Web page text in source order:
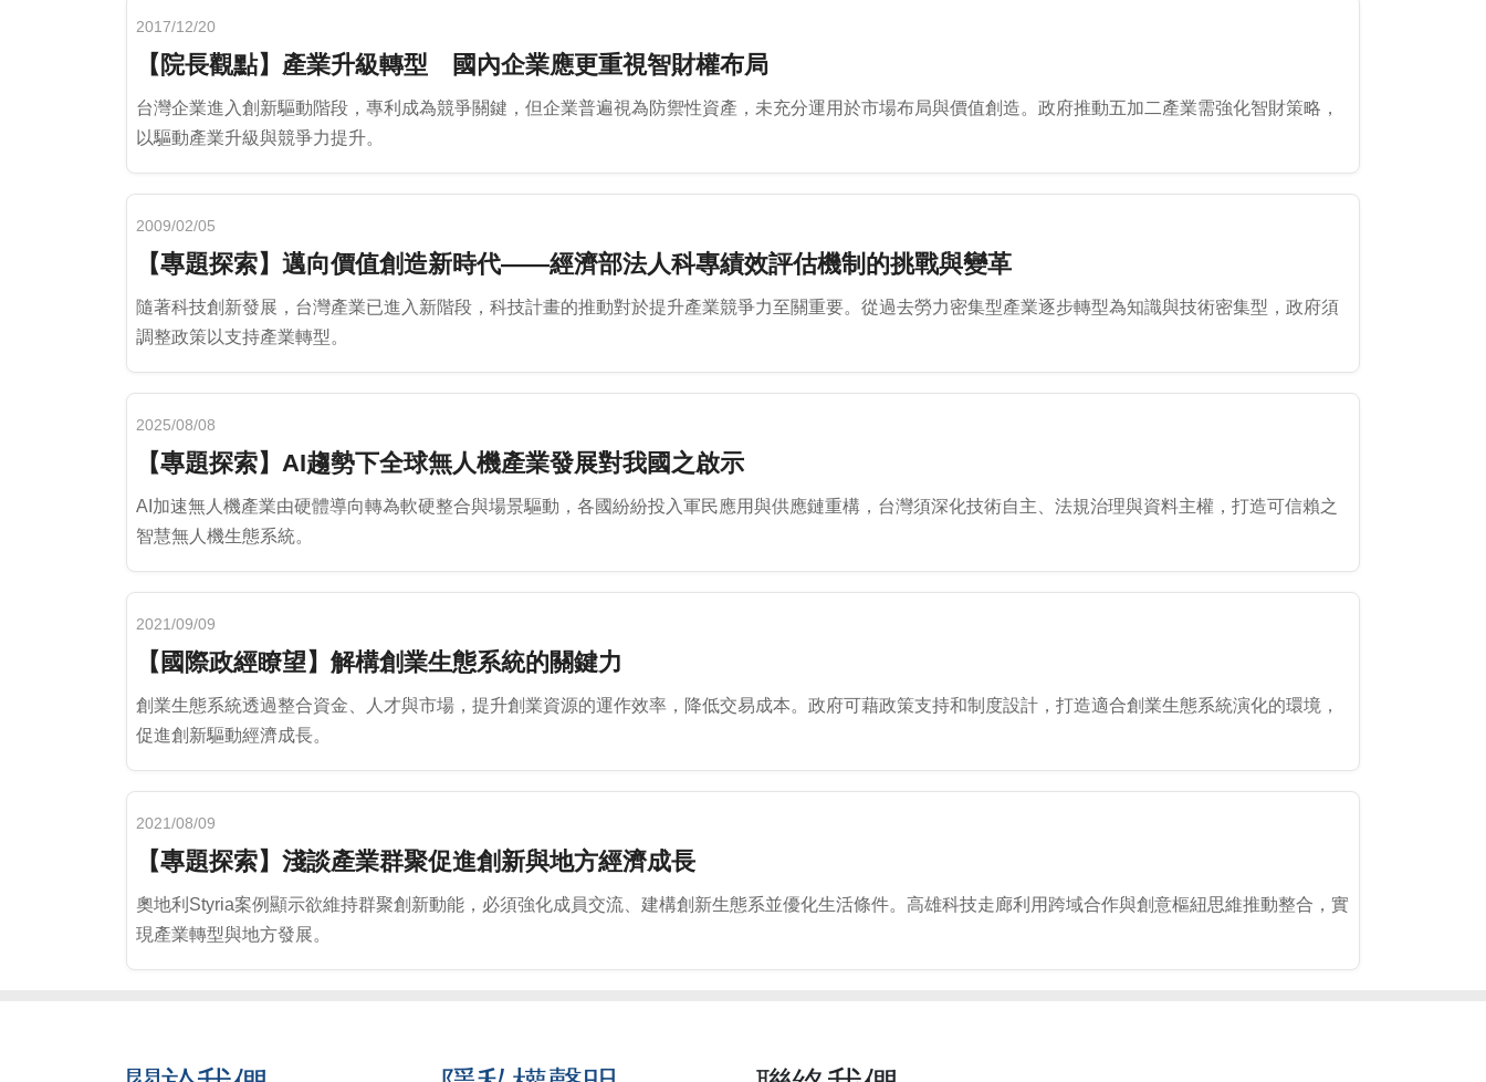
2017/12/20
【院長觀點】產業升級轉型 國內企業應更重視智財權布局
台灣企業進入創新驅動階段，專利成為競爭關鍵，但企業普遍視為防禦性資產，未充分運用於市場布局與價值創造。政府推動五加二產業需強化智財策略，
以驅動產業升級與競爭力提升。
2009/02/05
【專題探索】邁向價值創造新時代——經濟部法人科專績效評估機制的挑戰與變革
隨著科技創新發展，台灣產業已進入新階段，科技計畫的推動對於提升產業競爭力至關重要。從過去勞力密集型產業逐步轉型為知識與技術密集型，政府須
調整政策以支持產業轉型。
2025/08/08
【專題探索】AI趨勢下全球無人機產業發展對我國之啟示
AI加速無人機產業由硬體導向轉為軟硬整合與場景驅動，各國紛紛投入軍民應用與供應鏈重構，台灣須深化技術自主、法規治理與資料主權，打造可信賴之
智慧無人機生態系統。
2021/09/09
【國際政經瞭望】解構創業生態系統的關鍵力
創業生態系統透過整合資金、人才與市場，提升創業資源的運作效率，降低交易成本。政府可藉政策支持和制度設計，打造適合創業生態系統演化的環境，
促進創新驅動經濟成長。
2021/08/09
【專題探索】淺談產業群聚促進創新與地方經濟成長
奧地利Styria案例顯示欲維持群聚創新動能，必須強化成員交流、建構創新生態系並優化生活條件。高雄科技走廊利用跨域合作與創意樞紐思維推動整合，實
現產業轉型與地方發展。